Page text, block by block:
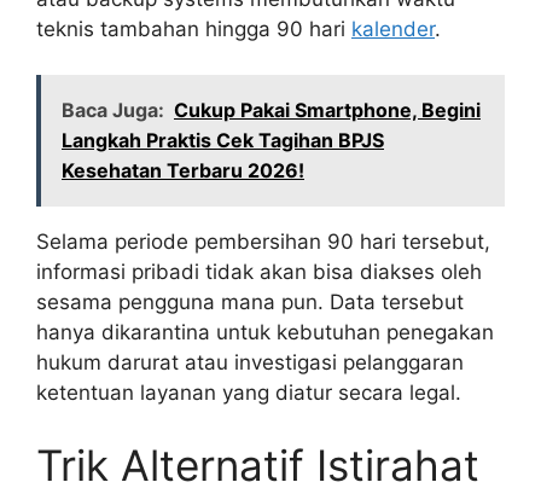
teknis tambahan hingga 90 hari kalender.
Baca Juga: Cukup Pakai Smartphone, Begini
Langkah Praktis Cek Tagihan BPJS
Kesehatan Terbaru 2026!
Selama periode pembersihan 90 hari tersebut,
informasi pribadi tidak akan bisa diakses oleh
sesama pengguna mana pun. Data tersebut
hanya dikarantina untuk kebutuhan penegakan
hukum darurat atau investigasi pelanggaran
ketentuan layanan yang diatur secara legal.
Trik Alternatif Istirahat